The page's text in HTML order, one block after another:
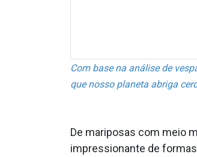
Com base na análise de
que nosso planeta abriga
De mariposas com meio
impressionante de